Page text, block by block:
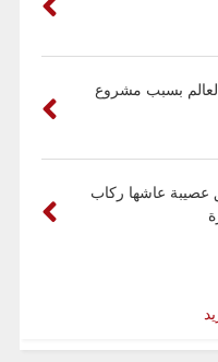
العالم بسبب مشروع
عصيبة عاشها ركاب